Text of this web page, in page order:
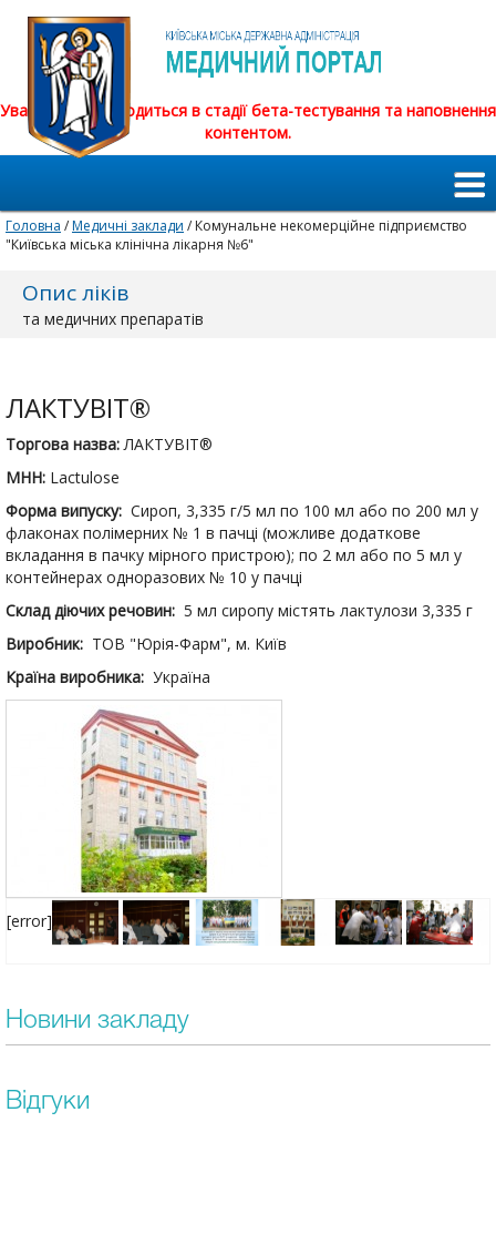
Увага! Сайт знаходиться в стадії бета-тестування та наповнення
контентом.
Головна /Медичні заклади / Комунальне некомерційне підприємство
"Київська міська клінічна лікарня №6"
Опис ліків
та медичних препаратів
ЛАКТУВІТ®
Торгова назва:ЛАКТУВІТ®
МНН: Lactulose
Форма випуску: Сироп, 3,335 г/5 мл по 100 мл або по 200 мл у
флаконах полімерних № 1 в пачці (можливе додаткове
вкладання в пачку мірного пристрою); по 2 мл або по 5 мл у
контейнерах одноразових № 10 у пачці
Склад діючих речовин: 5 мл сиропу містять лактулози 3,335 г
Виробник: ТОВ "Юрія-Фарм", м. Київ
Країна виробника: Україна
[error]
Новини закладу
Відгуки